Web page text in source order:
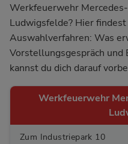
Werkfeuerwehr
Ludwigsfelde? Hier
Auswahlverfahren: Was
Vorstellungsgespräch
kannst du dich darauf
Werkfeuerwehr
Zum Industriepark 10